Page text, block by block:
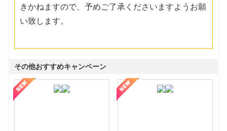
きかねますので、予めご了承くださいますようお願
い致します。
その他おすすめキャンペーン